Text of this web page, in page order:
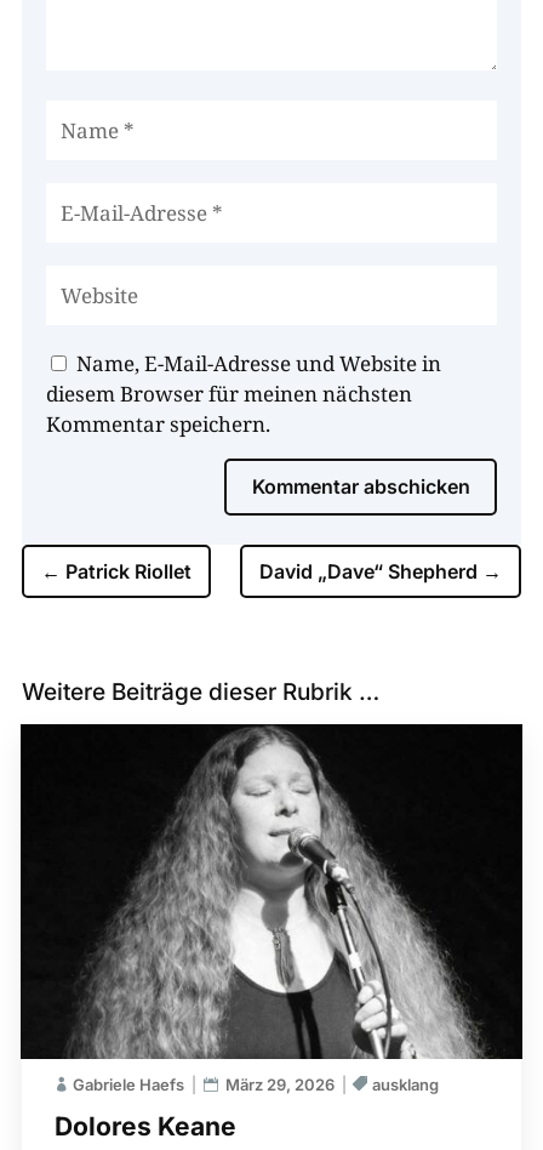
Name, E-Mail-Adresse und Website in
diesem Browser für meinen nächsten
Kommentar speichern.
Kommentar abschicken
← Patrick Riollet David „Dave“ Shepherd →
Weitere Beiträge dieser Rubrik …
Dolores Keane
Gabriele Haefs März 29, 2026 ausklang